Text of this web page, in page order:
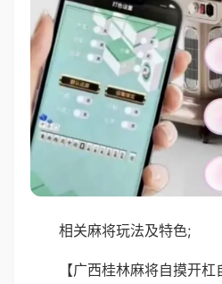
相关麻将玩法及特色;
【广西桂林麻将自摸开